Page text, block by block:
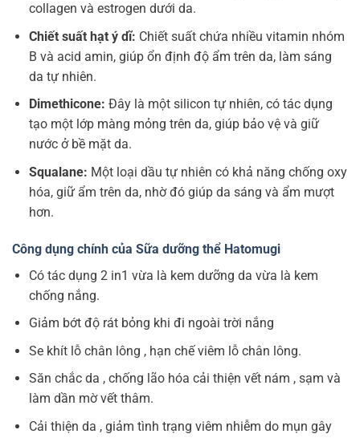
collagen và estrogen dưới da.
Chiết suất hạt ý dĩ: Chiết suất chứa nhiều vitamin nhóm
B và acid amin, giúp ổn định độ ẩm trên da, làm sáng
da tự nhiên.
Dimethicone: Đây là một silicon tự nhiên, có tác dụng
tạo một lớp màng mỏng trên da, giúp bảo vệ và giữ
nước ở bề mặt da.
Squalane: Một loại dầu tự nhiên có khả năng chống oxy
hóa, giữ ẩm trên da, nhờ đó giúp da sáng và ẩm mượt
hơn.
Công dụng chính của Sữa dưỡng thể Hatomugi
Có tác dụng 2 in1 vừa là kem dưỡng da vừa là kem
chống nắng.
Giảm bớt độ rát bỏng khi đi ngoài trời nắng
Se khít lỗ chân lông , hạn chế viêm lỗ chân lông.
Săn chắc da , chống lão hóa cải thiện vết nám , sạm và
làm dần mờ vết thâm.
Cải thiện da , giảm tình trạng viêm nhiễm do mụn gây